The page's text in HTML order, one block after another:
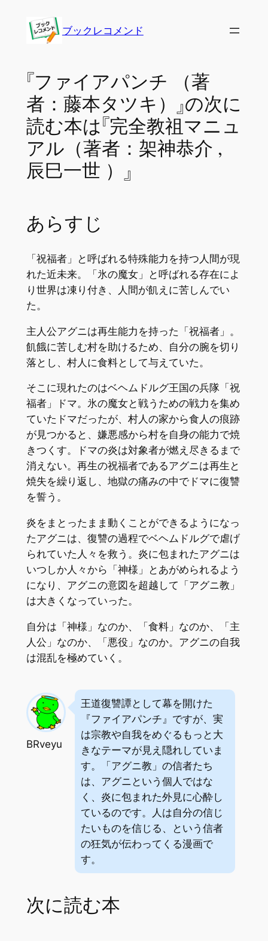
ブックレコメンド
『ファイアパンチ （著
者：藤本タツキ）』の次に
読む本は『完全教祖マニュ
アル（著者：架神恭介 ,
辰巳一世 ）』
あらすじ
「祝福者」と呼ばれる特殊能力を持つ人間が現
れた近未来。「氷の魔女」と呼ばれる存在によ
り世界は凍り付き、人間が飢えに苦しんでい
た。
主人公アグニは再生能力を持った「祝福者」。
飢餓に苦しむ村を助けるため、自分の腕を切り
落とし、村人に食料として与えていた。
そこに現れたのはベヘムドルグ王国の兵隊「祝
福者」ドマ。氷の魔女と戦うための戦力を集め
ていたドマだったが、村人の家から食人の痕跡
が見つかると、嫌悪感から村を自身の能力で焼
きつくす。ドマの炎は対象者が燃え尽きるまで
消えない。再生の祝福者であるアグニは再生と
焼失を繰り返し、地獄の痛みの中でドマに復讐
を誓う。
炎をまとったまま動くことができるようになっ
たアグニは、復讐の過程でベヘムドルグで虐げ
られていた人々を救う。炎に包まれたアグニは
いつしか人々から「神様」とあがめられるよう
になり、アグニの意図を超越して「アグニ教」
は大きくなっていった。
自分は「神様」なのか、「食料」なのか、「主
人公」なのか、「悪役」なのか。アグニの自我
は混乱を極めていく。
BRveyu
王道復讐譚として幕を開けた
『ファイアパンチ』ですが、実
は宗教や自我をめぐるもっと大
きなテーマが見え隠れしていま
す。「アグニ教」の信者たち
は、アグニという個人ではな
く、炎に包まれた外見に心酔し
ているのです。人は自分の信じ
たいものを信じる、という信者
の狂気が伝わってくる漫画で
す。
次に読む本